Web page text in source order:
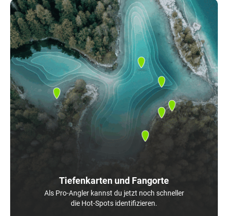
Tiefenkarten und Fangorte
Als Pro-Angler kannst du jetzt noch schneller
die Hot-Spots identifizieren.